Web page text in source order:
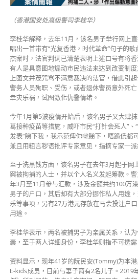
（香港国安处高级警司李桂华）
李桂华解释，去年11月，该名男子举行网上
唱出一首带有“光复香港，时代革命”句子的
杰案时，法官判词已清楚表明上述口号有将
有人是具意图地煽动市民违法来达到改变制
上图文并茂咒骂不满意裁决的法官，借此引
警务人员殉职、受伤，或者退休警员意外死
幸灾乐祸，试图激化仇警情绪。
今年1月第5波疫情开始后，该名男子又大肆
葛接种疫苗等措施，威吓市民“打针会死人”
发表“睇下我，我示范俾你哋睇下，唔跪低都
兼且用粗言秽语批评专家意见，指摘专家一派
至于洗黑钱方面，该名男子在去年3月起于网
案被拘捕的人士，并以个人名义发起筹款。
年3月至11月参与汇款，涉及金额共约100万
男子的户口，其后却有大部分挪作私人用途
乐等事项，另有27万港元存放在马会投注户
用途。
李桂华表示，两名被捕男子为亲属关系，认
囊，至于两人详细身份，李桂华则指不可透
资料显示，现年41岁的阮民安(Tommy)为本
E-kids成员，目前与妻子育有2名儿子。2019